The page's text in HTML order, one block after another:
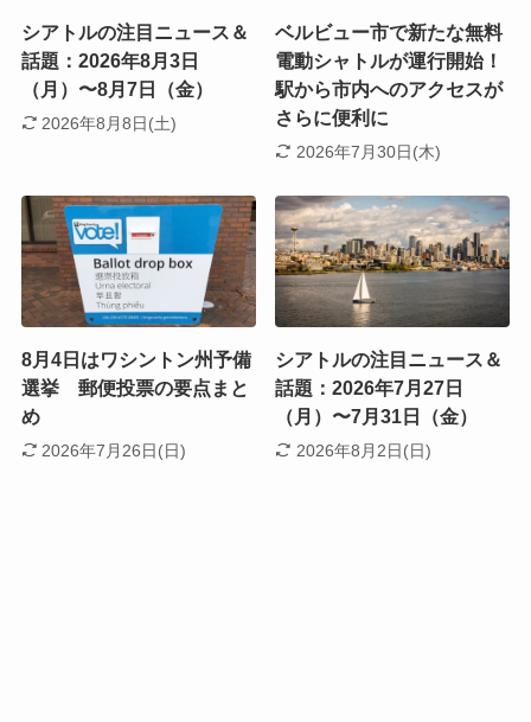
シアトルの注目ニュース＆
話題：2026年8月3日
（月）〜8月7日（金）
2026年8月8日(土)
ベルビュー市で新たな無料
電動シャトルが運行開始！
駅から市内へのアクセスが
さらに便利に
2026年7月30日(木)
8月4日はワシントン州予備
選挙 郵便投票の要点まと
め
2026年7月26日(日)
シアトルの注目ニュース＆
話題：2026年7月27日
（月）〜7月31日（金）
2026年8月2日(日)